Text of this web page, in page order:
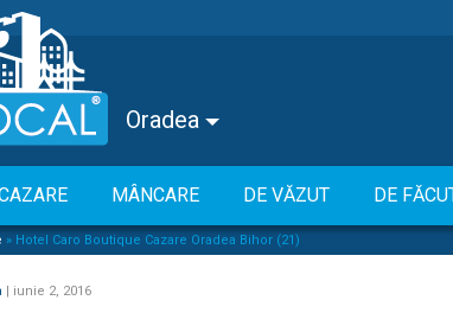
Oradea
MÂNCARE DE VĂZUT DE
» Hotel Caro Boutique Cazare Oradea Bihor (21)
| iunie 2, 2016